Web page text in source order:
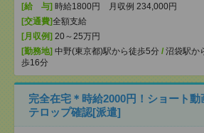
[給 与] 時給1800円 月収例 234,000円
[交通費]全額支給
[月収例] 20～25万円
[勤務地] 中野(東京都)駅から徒歩5分 / 沼袋駅か
歩16分
完全在宅＊時給2000円！ショート
テロップ確認[派遣]